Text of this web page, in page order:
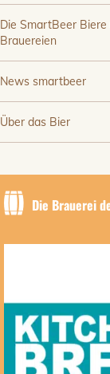
Die SmartBeer Biere
Brauereien
News smartbeer
Über das Bier
Die Brauerei